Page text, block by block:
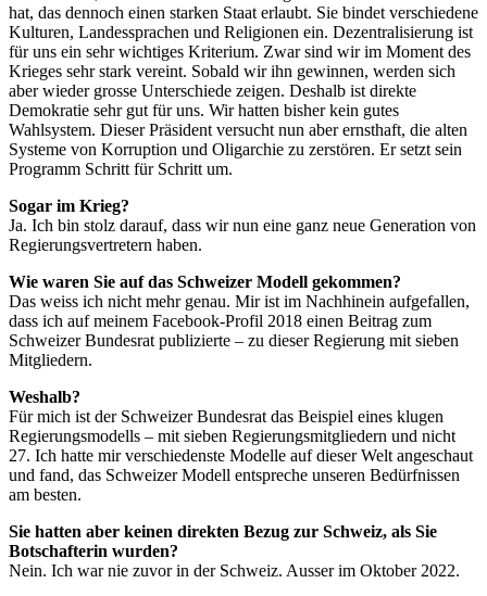
hat, das dennoch einen starken Staat erlaubt. Sie bindet verschiedene
Kulturen, Landessprachen und Religionen ein. Dezentralisierung ist
für uns ein sehr wichtiges Kriterium. Zwar sind wir im Moment des
Krieges sehr stark vereint. Sobald wir ihn gewinnen, werden sich
aber wieder grosse Unterschiede zeigen. Deshalb ist direkte
Demokratie sehr gut für uns. Wir hatten bisher kein gutes
Wahlsystem. Dieser Präsident versucht nun aber ernsthaft, die alten
Systeme von Korruption und Oligarchie zu zerstören. Er setzt sein
Programm Schritt für Schritt um.
Sogar im Krieg?
Ja. Ich bin stolz darauf, dass wir nun eine ganz neue Generation von
Regierungsvertretern haben.
Wie waren Sie auf das Schweizer Modell gekommen?
Das weiss ich nicht mehr genau. Mir ist im Nachhinein aufgefallen,
dass ich auf meinem Facebook-Profil 2018 einen Beitrag zum
Schweizer Bundesrat publizierte – zu dieser Regierung mit sieben
Mitgliedern.
Weshalb?
Für mich ist der Schweizer Bundesrat das Beispiel eines klugen
Regierungsmodells – mit sieben Regierungsmitgliedern und nicht
27. Ich hatte mir verschiedenste Modelle auf dieser Welt angeschaut
und fand, das Schweizer Modell entspreche unseren Bedürfnissen
am besten.
Sie hatten aber keinen direkten Bezug zur Schweiz, als Sie
Botschafterin wurden?
Nein. Ich war nie zuvor in der Schweiz. Ausser im Oktober 2022.